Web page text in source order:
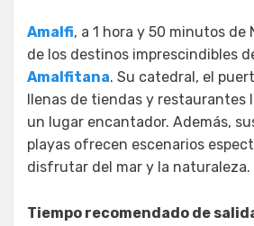
Amalfi, a 1 hora y 50 minutos de
de los destinos imprescindibles
Amalfitana. Su catedral, el
llenas de tiendas y restaurantes
un lugar encantador. Además,
playas ofrecen escenarios
disfrutar del mar y la naturaleza.
Tiempo recomendado de